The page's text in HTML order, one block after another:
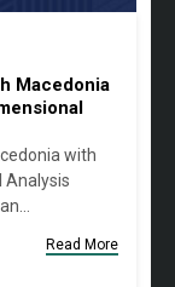
Macedonia
with
Analysis
Read More